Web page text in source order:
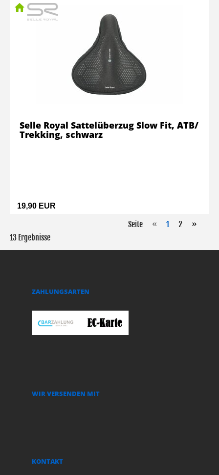
19,90 EUR
Selle Royal Sattelüberzug Slow Fit, ATB/
Trekking, schwarz
Seite « 1 2
»
13 Ergebnisse
ZAHLUNGSARTEN
WIR VERSENDEN MIT
KONTAKT